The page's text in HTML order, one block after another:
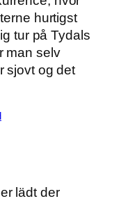
hurtigst
tur på Tydals
man selv
sjovt og det
lädt der